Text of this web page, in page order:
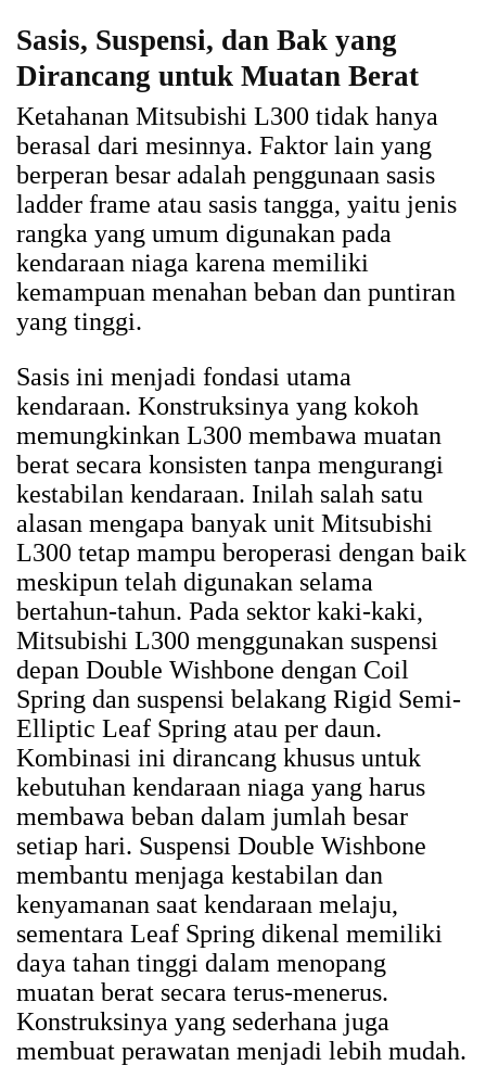
Sasis, Suspensi, dan Bak yang
Dirancang untuk Muatan Berat
Ketahanan Mitsubishi L300 tidak hanya
berasal dari mesinnya. Faktor lain yang
berperan besar adalah penggunaan sasis
ladder frame atau sasis tangga, yaitu jenis
rangka yang umum digunakan pada
kendaraan niaga karena memiliki
kemampuan menahan beban dan puntiran
yang tinggi.
Sasis ini menjadi fondasi utama
kendaraan. Konstruksinya yang kokoh
memungkinkan L300 membawa muatan
berat secara konsisten tanpa mengurangi
kestabilan kendaraan. Inilah salah satu
alasan mengapa banyak unit Mitsubishi
L300 tetap mampu beroperasi dengan baik
meskipun telah digunakan selama
bertahun-tahun. Pada sektor kaki-kaki,
Mitsubishi L300 menggunakan suspensi
depan Double Wishbone dengan Coil
Spring dan suspensi belakang Rigid Semi-
Elliptic Leaf Spring atau per daun.
Kombinasi ini dirancang khusus untuk
kebutuhan kendaraan niaga yang harus
membawa beban dalam jumlah besar
setiap hari. Suspensi Double Wishbone
membantu menjaga kestabilan dan
kenyamanan saat kendaraan melaju,
sementara Leaf Spring dikenal memiliki
daya tahan tinggi dalam menopang
muatan berat secara terus-menerus.
Konstruksinya yang sederhana juga
membuat perawatan menjadi lebih mudah.